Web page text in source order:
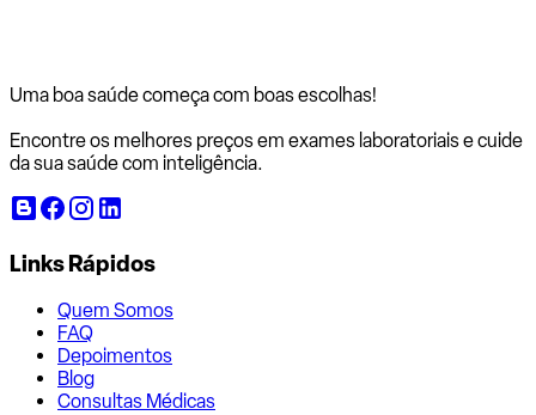
Uma boa saúde começa com boas escolhas!
Encontre os melhores preços em exames laboratoriais e cuide
da sua saúde com inteligência.
Links Rápidos
Quem Somos
FAQ
Depoimentos
Blog
Consultas Médicas